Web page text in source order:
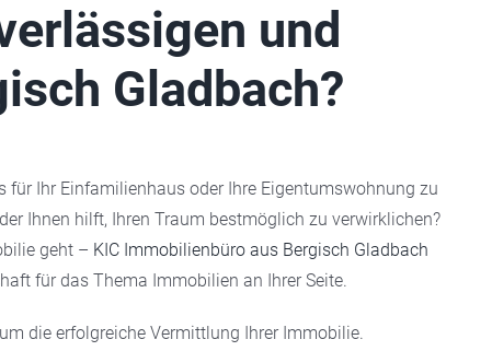
und
Gladbach?
Ihr Einfamilienhaus oder Ihre Eigentumswohnung zu
Ihnen hilft, Ihren Traum bestmöglich zu verwirklichen?
geht – KIC Immobilienbüro aus Bergisch Gladbach
für das Thema Immobilien an Ihrer Seite.
die erfolgreiche Vermittlung Ihrer Immobilie.